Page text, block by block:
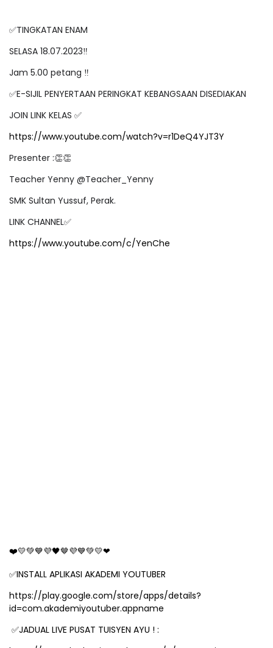
✅TINGKATAN ENAM
SELASA 18.07.2023‼️
Jam 5.00 petang ‼️
✅E-SIJIL PENYERTAAN PERINGKAT KEBANGSAAN DISEDIAKAN
JOIN LINK KELAS ✅
https://www.youtube.com/watch?v=r1DeQ4YJT3Y
Presenter :👏👏
Teacher Yenny @Teacher_Yenny
SMK Sultan Yussuf, Perak.
LINK CHANNEL✅
https://www.youtube.com/c/YenChe
❤💛💚💙💜🖤🤎💜💙💚💛❤
✅INSTALL APLIKASI AKADEMI YOUTUBER
https://play.google.com/store/apps/details?
id=com.akademiyoutuber.appname
✅JADUAL LIVE PUSAT TUISYEN AYU ! :